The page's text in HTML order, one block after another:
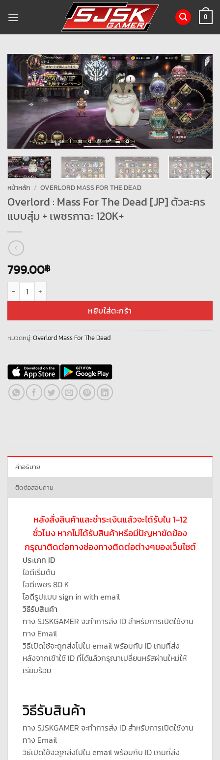
0
หน้าหลัก / OVERLORD MASS FOR THE DEAD
Overlord : Mass For The Dead [JP] ตัวละคร
แบบสุ่ม + เพชรกาฉะ 120K+
799.00฿
จำนวน Overlord : Mass For The Dead [JP] ตัวละครแบบสุ่ม + เพชรกาฉะ
หยิบใส่ตะกร้า
หมวดหมู่:Overlord Mass For The Dead
คำอธิบาย
ติดต่อสอบถาม
หลังสั่งสินค้าและชำระเงินแล้วจะได้รับใน 1-12
ชั่วโมง หากไม่ได้รับสินค้าหรือมีปัญหาขัดข้อง
กรุณาติดต่อทางช่องทางติดต่อต่างๆของเว็บไซต์
ประเภท ID
ไอดีเริ่มต้น
ไอดีเพชร 80 K
ไอดีรูปแบบ sign in with email
วิธีรับสินค้า
ทาง SJSKGAMER จะทำการส่ง ID สำหรับการเปิดใช้งาน
ทาง Email
วิธีเปิดใช้จะถูกส่งไปใน email พร้อมกับ ID เกมที่ส่ง
หลังจากเข้าใช้ ID ที่ได้แล้วกรุณาเปลี่ยนหรัสผ่านใหม่ให้
เรียบร้อย
วิธีรับสินค้า
ทาง SJSKGAMER จะทำการส่ง ID สำหรับการเปิดใช้งาน
ทาง Email
วิธีเปิดใช้จะถูกส่งไปใน email พร้อมกับ ID เกมที่ส่ง